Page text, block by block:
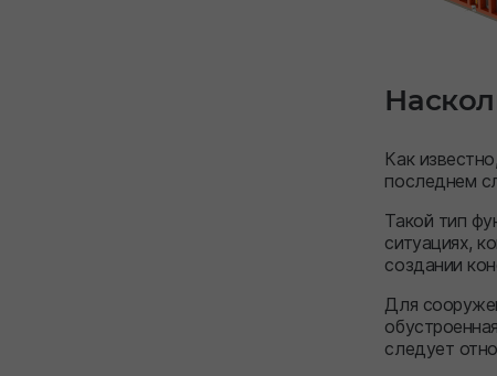
Как
последнем
Такой тип
ситуациях,
создании
Для
следует